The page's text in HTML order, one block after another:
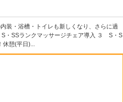
装・浴槽・トイレも新しくなり、さらに過
SSランクマッサージチェア導入 ３ S・S
休憩(平日)...